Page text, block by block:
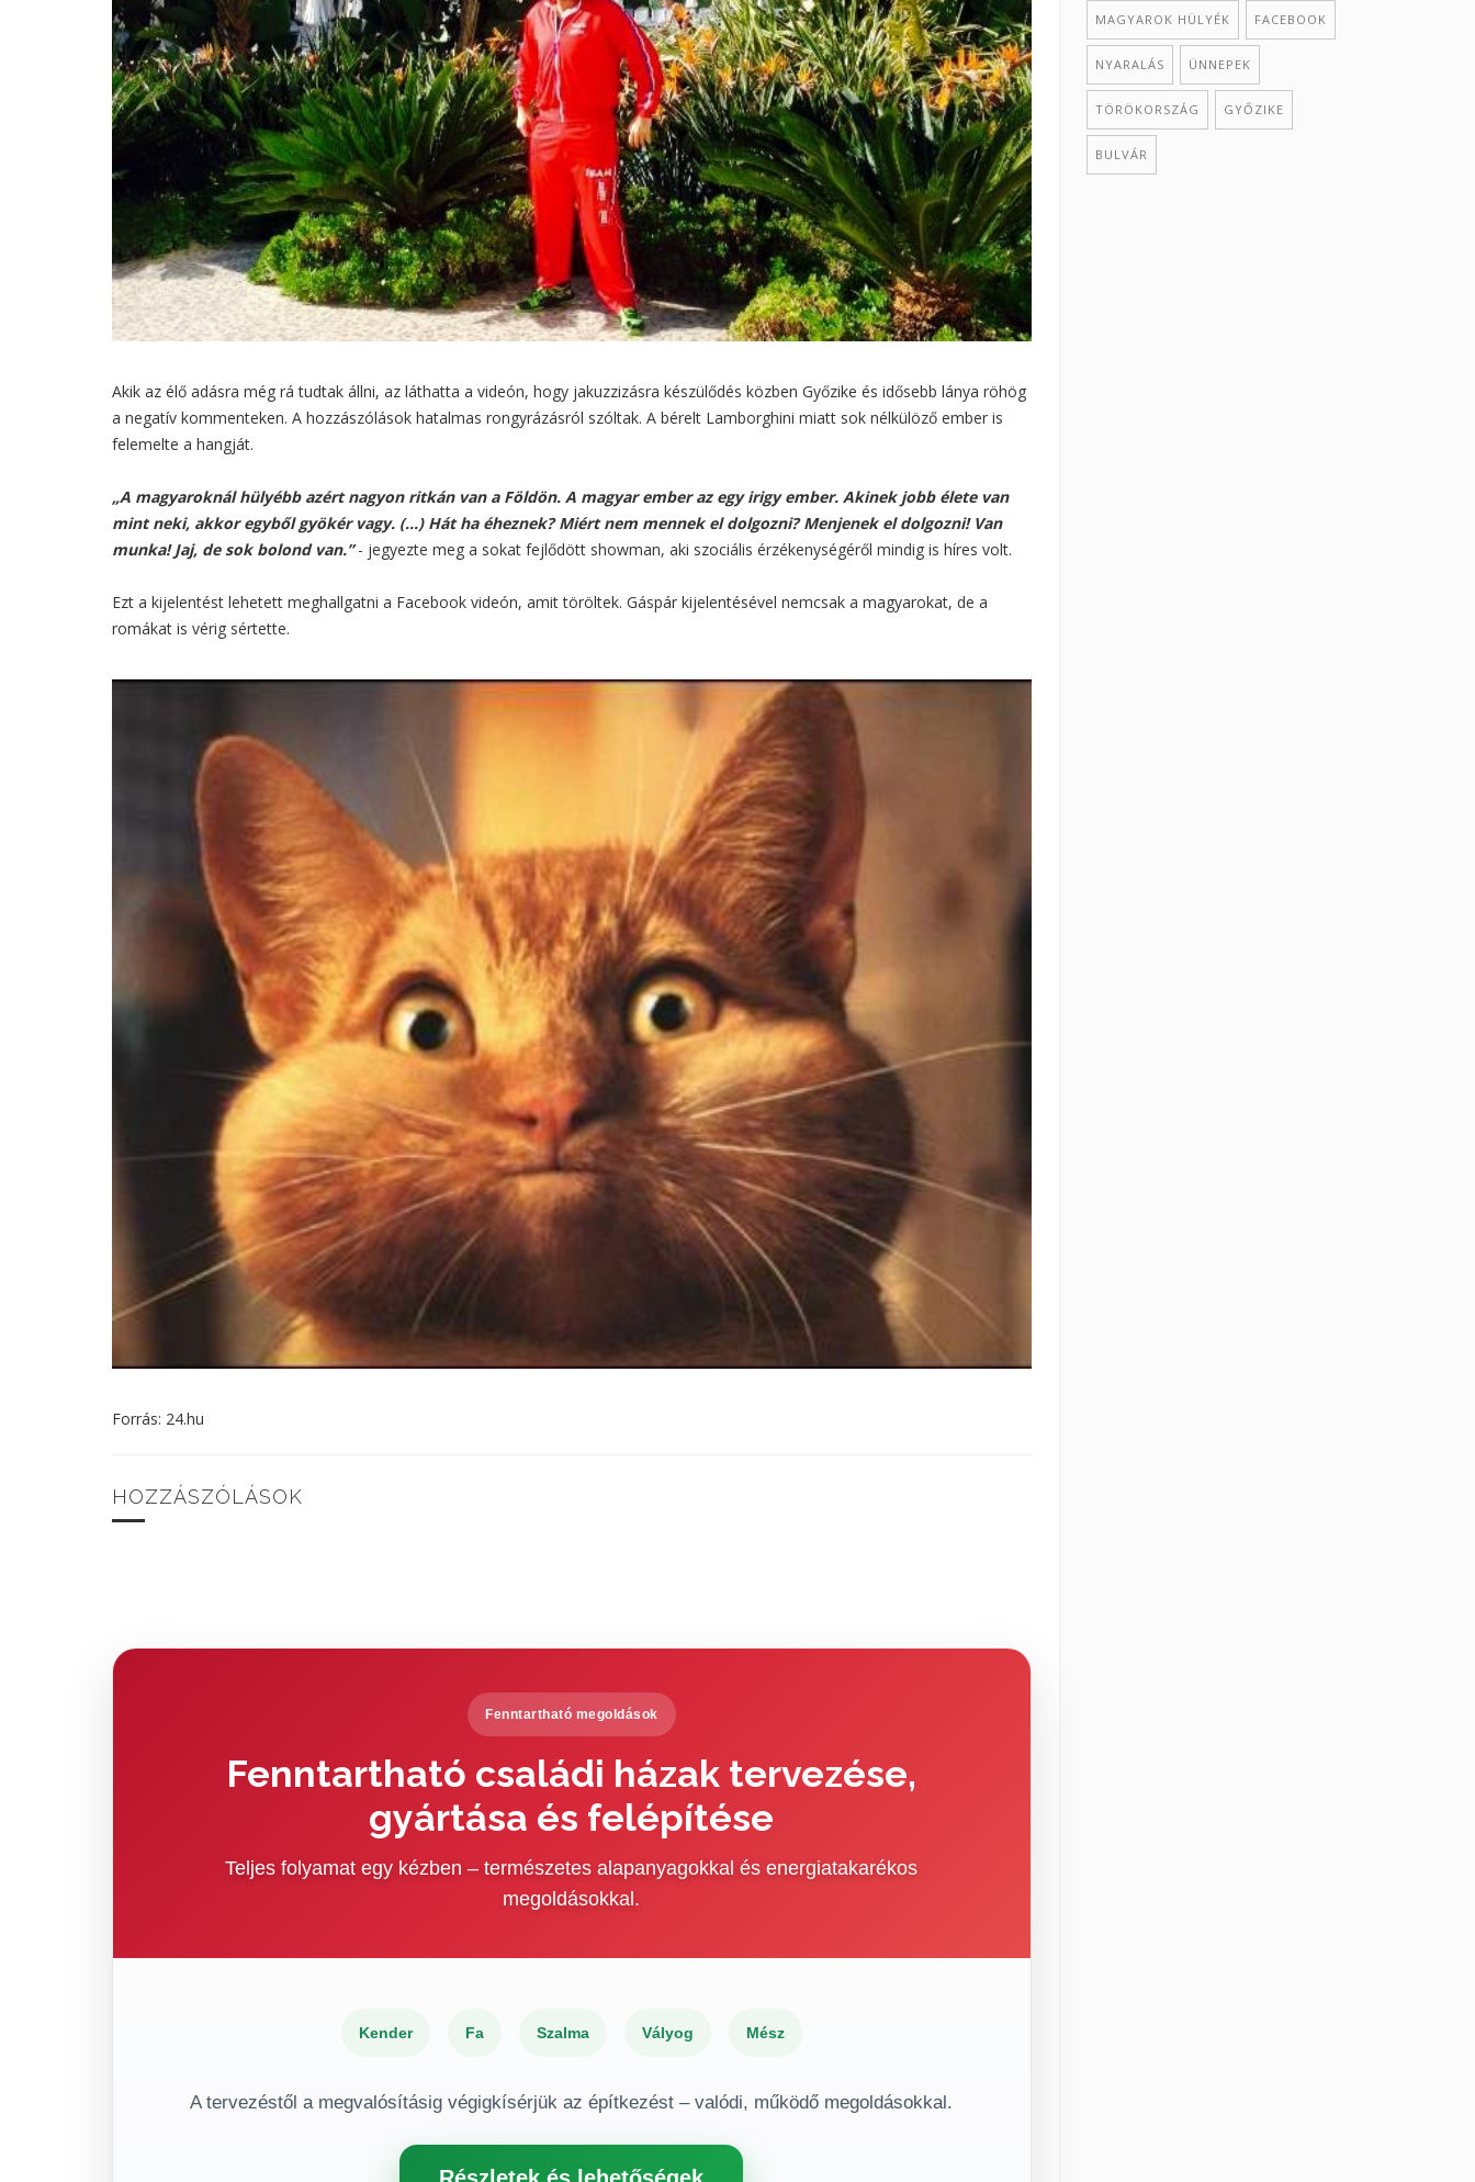
Akik az élő adásra még rá tudtak állni, az láthatta a videón, hogy jakuzzizásra készülődés közben Győzike és idősebb lánya röhög
a negatív kommenteken. A hozzászólások hatalmas rongyrázásról szóltak. A bérelt Lamborghini miatt sok nélkülöző ember is
felemelte a hangját.
„A magyaroknál hülyébb azért nagyon ritkán van a Földön. A magyar ember az egy irigy ember. Akinek jobb élete van
mint neki, akkor egyből gyökér vagy. (…) Hát ha éheznek? Miért nem mennek el dolgozni? Menjenek el dolgozni! Van
munka! Jaj, de sok bolond van.”- jegyezte meg a sokat fejlődött showman, aki szociális érzékenységéről mindig is híres volt.
Ezt a kijelentést lehetett meghallgatni a Facebook videón, amit töröltek. Gáspár kijelentésével nemcsak a magyarokat, de a
romákat is vérig sértette.
Forrás: 24.hu
HOZZÁSZÓLÁSOK
Fenntartható megoldások
Fenntartható családi házak tervezése,
gyártása és felépítése
Teljes folyamat egy kézben – természetes alapanyagokkal és energiatakarékos
megoldásokkal.
Kender Fa Szalma Vályog Mész
A tervezéstől a megvalósításig végigkísérjük az építkezést – valódi, működő megoldásokkal.
MAGYAROK HÜLYÉK FACEBOOK
NYARALÁS ÜNNEPEK
TÖRÖKORSZÁG GYŐZIKE
BULVÁR